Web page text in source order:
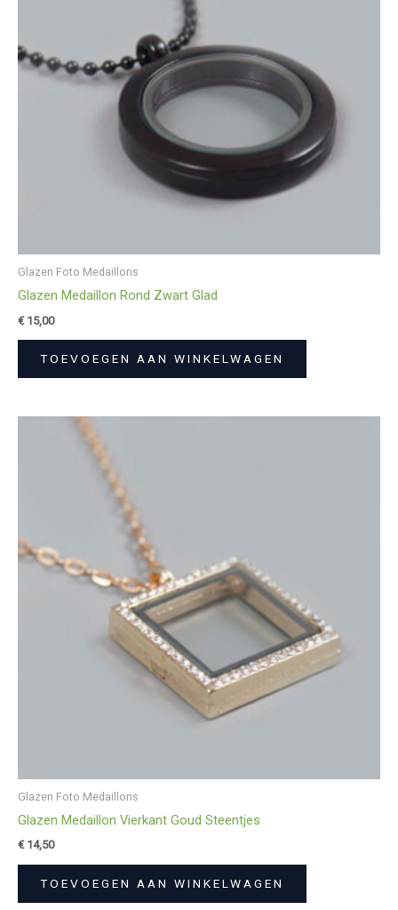
Glazen Foto Medaillons
Glazen Medaillon Rond Zwart Glad
€15,00
TOEVOEGEN AAN WINKELWAGEN
Glazen Foto Medaillons
Glazen Medaillon Vierkant Goud Steentjes
€14,50
TOEVOEGEN AAN WINKELWAGEN